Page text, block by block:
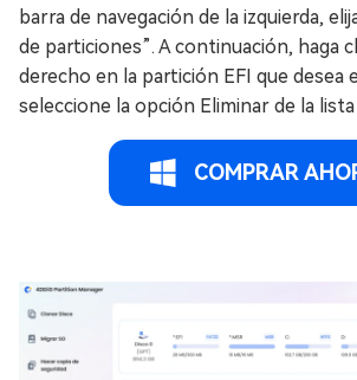
barra de navegación de la izquierda,
de particiones”. A continuación, haga
derecho en la partición EFI que desea
seleccione la opción Eliminar de la lista
COMPRAR